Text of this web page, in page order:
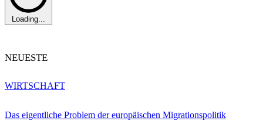
Loading...
NEUESTE
Das eigentliche Problem der europäischen Migrationspolitik
WIRTSCHAFT